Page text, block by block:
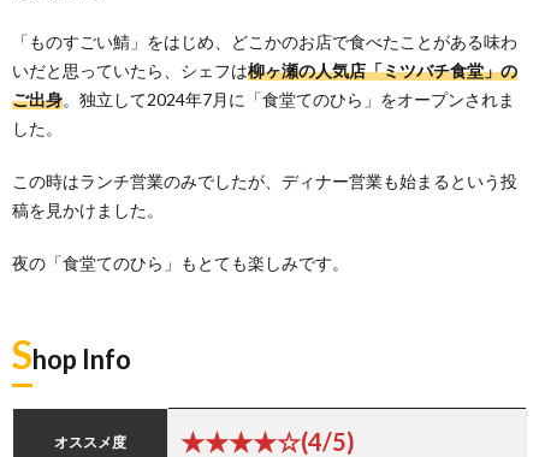
「ものすごい鯖」をはじめ、どこかのお店で食べたことがある味わ
いだと思っていたら、シェフは柳ヶ瀬の人気店「ミツバチ食堂」の
ご出身。独立して2024年7月に「食堂てのひら」をオープンされま
した。
この時はランチ営業のみでしたが、ディナー営業も始まるという投
稿を見かけました。
夜の「食堂てのひら」もとても楽しみです。
Shop Info
オススメ度 ★★★★☆(4/5)